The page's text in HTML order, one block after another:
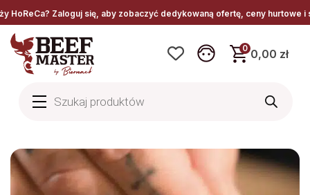
Zaloguj się, aby zobaczyć dedykowaną ofertę, ceny hurtowe i
produktów
0 0,00 zł